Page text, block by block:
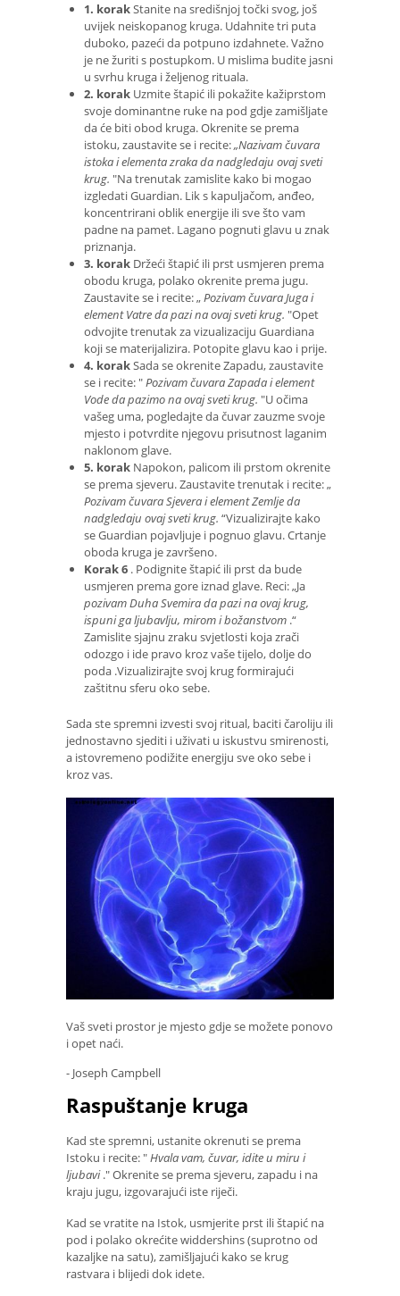
1. korakStanite na središnjoj točki svog, još
uvijek neiskopanog kruga. Udahnite tri puta
duboko, pazeći da potpuno izdahnete. Važno
je ne žuriti s postupkom. U mislima budite jasni
u svrhu kruga i željenog rituala.
2. korak Uzmite štapić ili pokažite kažiprstom
svoje dominantne ruke na pod gdje zamišljate
da će biti obod kruga. Okrenite se prema
istoku, zaustavite se i recite:„Nazivam čuvara
istoka i elementa zraka da nadgledaju ovaj sveti
krug. "Na trenutak zamislite kako bi mogao
izgledati Guardian. Lik s kapuljačom, anđeo,
koncentrirani oblik energije ili sve što vam
padne na pamet. Lagano pognuti glavu u znak
priznanja.
3. korak Držeći štapić ili prst usmjeren prema
obodu kruga, polako okrenite prema jugu.
Zaustavite se i recite: „Pozivam čuvara Juga i
element Vatre da pazi na ovaj sveti krug. "Opet
odvojite trenutak za vizualizaciju Guardiana
koji se materijalizira. Potopite glavu kao i prije.
4. korakSada se okrenite Zapadu, zaustavite
se i recite: "Pozivam čuvara Zapada i element
Vode da pazimo na ovaj sveti krug. "U očima
vašeg uma, pogledajte da čuvar zauzme svoje
mjesto i potvrdite njegovu prisutnost laganim
naklonom glave.
5. korak Napokon, palicom ili prstom okrenite
se prema sjeveru. Zaustavite trenutak i recite: „
Pozivam čuvara Sjevera i element Zemlje da
nadgledaju ovaj sveti krug. “Vizualizirajte kako
se Guardian pojavljuje i pognuo glavu. Crtanje
oboda kruga je završeno.
Korak 6 . Podignite štapić ili prst da bude
usmjeren prema gore iznad glave. Reci: „Ja
pozivam Duha Svemira da pazi na ovaj krug,
ispuni ga ljubavlju, mirom i božanstvom .“
Zamislite sjajnu zraku svjetlosti koja zrači
odozgo i ide pravo kroz vaše tijelo, dolje do
poda .Vizualizirajte svoj krug formirajući
zaštitnu sferu oko sebe.
Sada ste spremni izvesti svoj ritual, baciti čaroliju ili
jednostavno sjediti i uživati ​​u iskustvu smirenosti,
a istovremeno podižite energiju sve oko sebe i
kroz vas.
Vaš sveti prostor je mjesto gdje se možete ponovo
i opet naći.
- Joseph Campbell
Raspuštanje kruga
Kad ste spremni, ustanite okrenuti se prema
Istoku i recite: "Hvala vam, čuvar, idite u miru i
ljubavi." Okrenite se prema sjeveru, zapadu i na
kraju jugu, izgovarajući iste riječi.
Kad se vratite na Istok, usmjerite prst ili štapić na
pod i polako okrećite widdershins (suprotno od
kazaljke na satu), zamišljajući kako se krug
rastvara i blijedi dok idete.